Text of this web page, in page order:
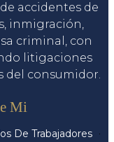
accidentes de
inmigración,
criminal, con
litigaciones
del consumidor.
Mi
De Trabajadores